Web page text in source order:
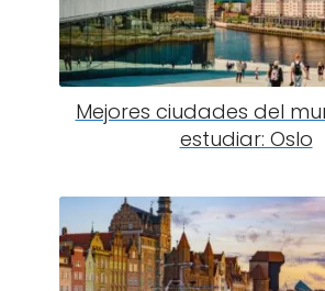
Mejores ciudades del
estudiar: Oslo